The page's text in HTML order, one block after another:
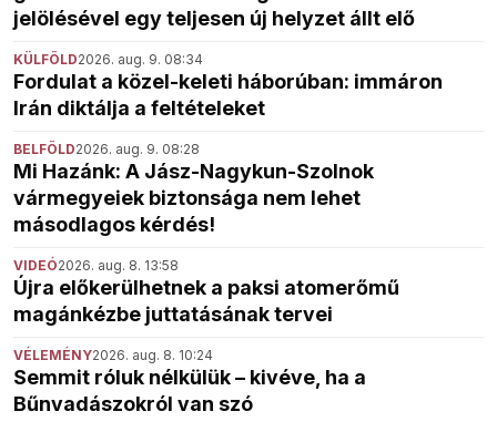
jelölésével egy teljesen új helyzet állt elő
KÜLFÖLD2026. aug. 9. 08:34
Fordulat a közel-keleti háborúban: immáron
Irán diktálja a feltételeket
BELFÖLD2026. aug. 9. 08:28
Mi Hazánk: A Jász-Nagykun-Szolnok
vármegyeiek biztonsága nem lehet
másodlagos kérdés!
VIDEÓ2026. aug. 8. 13:58
Újra előkerülhetnek a paksi atomerőmű
magánkézbe juttatásának tervei
VÉLEMÉNY2026. aug. 8. 10:24
Semmit róluk nélkülük – kivéve, ha a
Bűnvadászokról van szó